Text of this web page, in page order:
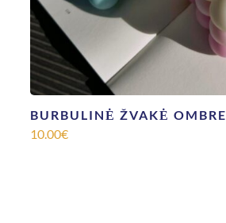
BURBULINĖ ŽVAKĖ OMBRE
10.00€